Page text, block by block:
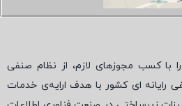
با کسب مجوزهای لازم، از نظام صنفی
رایانه ای کشور با هدف ارایه‌ی خدمات